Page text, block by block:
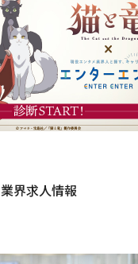
業界求人情報